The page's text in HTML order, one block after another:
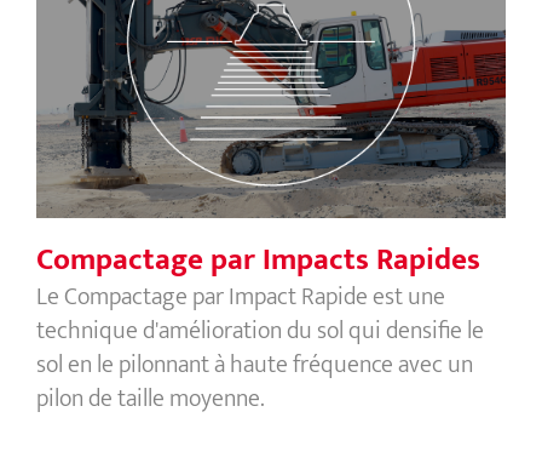
Compactage par Impacts Rapides
Compactage par Impacts Rapides
Le Compactage par Impact Rapide est une
technique d'amélioration du sol qui densifie le
sol en le pilonnant à haute fréquence avec un
pilon de taille moyenne.